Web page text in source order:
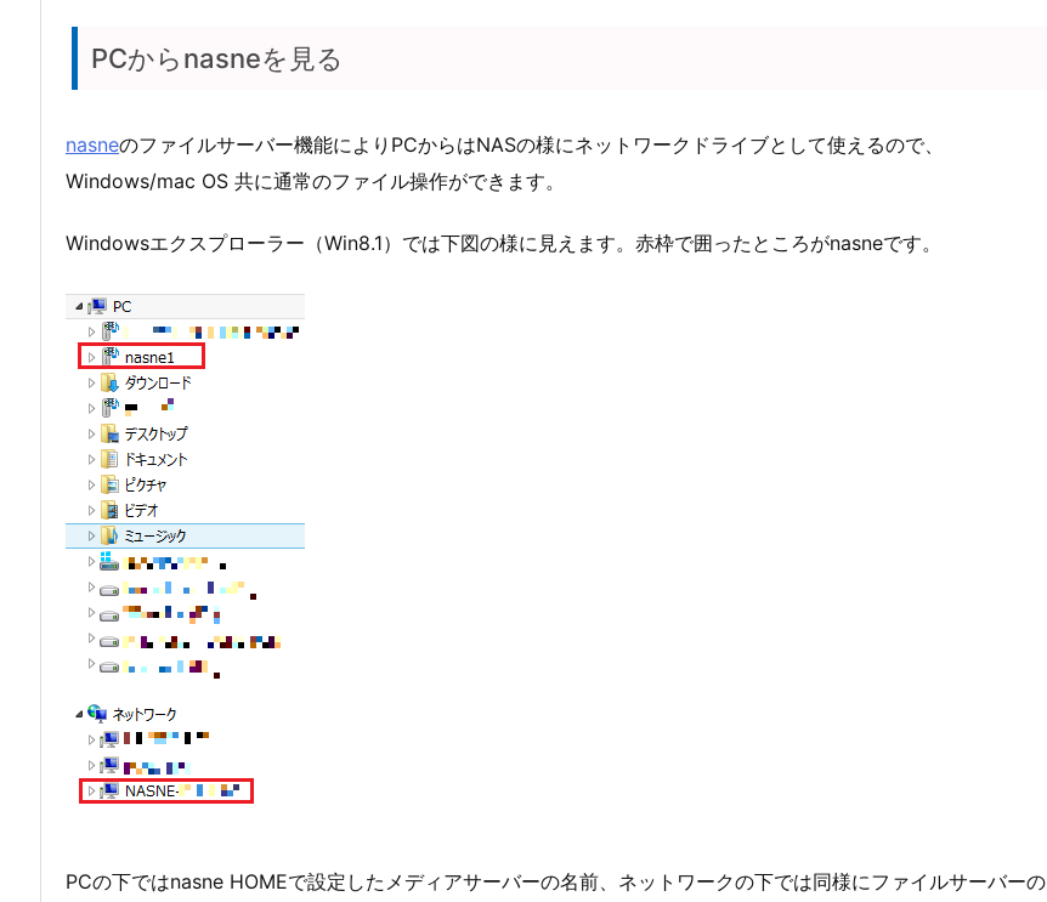
PCからnasneを見る
nasneのファイルサーバー機能によりPCからはNASの様にネットワークドライブとして使えるので、
Windows/mac OS 共に通常のファイル操作ができます。
Windowsエクスプローラー（Win8.1）では下図の様に見えます。赤枠で囲ったところがnasneです。
PCの下ではnasne HOMEで設定したメディアサーバーの名前、ネットワークの下では同様にファイルサーバーの